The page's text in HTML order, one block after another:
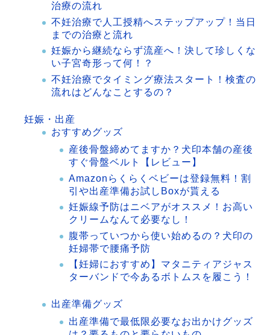
治療の流れ
不妊治療で人工授精へステップアップ！当日
までの治療と流れ
妊娠から継続ならず流産へ！決して珍しくな
い子宮奇形って何！？
不妊治療でタイミング療法スタート！検査の
流れはどんなことするの？
妊娠・出産
おすすめグッズ
産後骨盤締めてますか？犬印本舗の産後
すぐ骨盤ベルト【レビュー】
Amazonらくらくベビーは登録無料！割
引や出産準備お試しBoxが貰える
妊娠線予防はニベアがオススメ！お高い
クリームなんて必要なし！
腹帯っていつから使い始めるの？犬印の
妊婦帯で腰痛予防
【妊婦におすすめ】マタニティアジャス
ターバンドで今あるボトムスを履こう！
出産準備グッズ
出産準備で最低限必要なお出かけグッズ